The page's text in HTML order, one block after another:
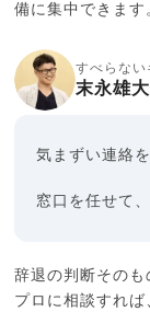
備に集中できます
すべらな
末永雄大
気まずい連絡
窓口を任せて
辞退の判断そのも
プロに相談すれ